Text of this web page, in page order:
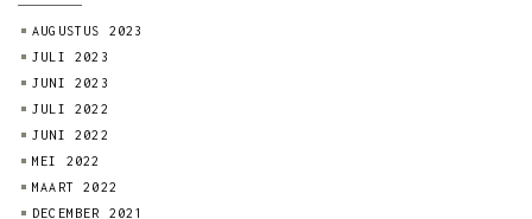
AUGUSTUS 2023
JULI 2023
JUNI 2023
JULI 2022
JUNI 2022
MEI 2022
MAART 2022
DECEMBER 2021